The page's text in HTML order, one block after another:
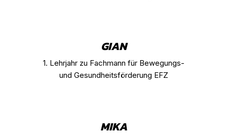
GIAN
1. Lehrjahr zu Fachmann für Bewegungs-
und Gesundheitsförderung EFZ
MIKA